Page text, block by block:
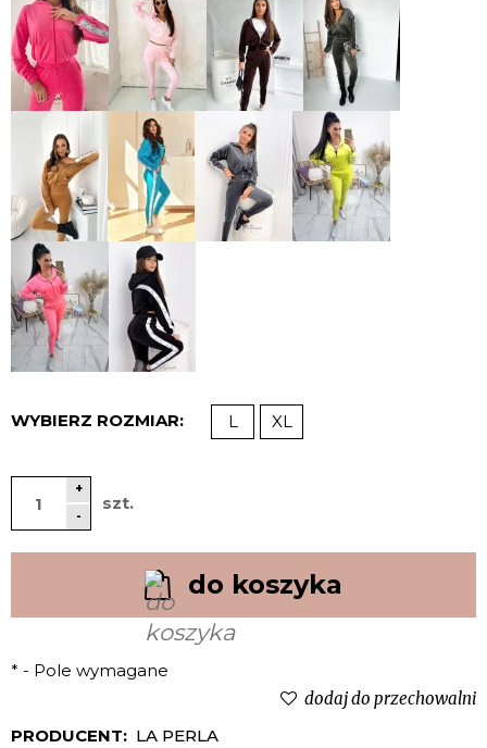
WYBIERZ ROZMIAR: L XL
+
-
szt.
do koszyka
* - Pole wymagane
dodaj do przechowalni
PRODUCENT: LA PERLA